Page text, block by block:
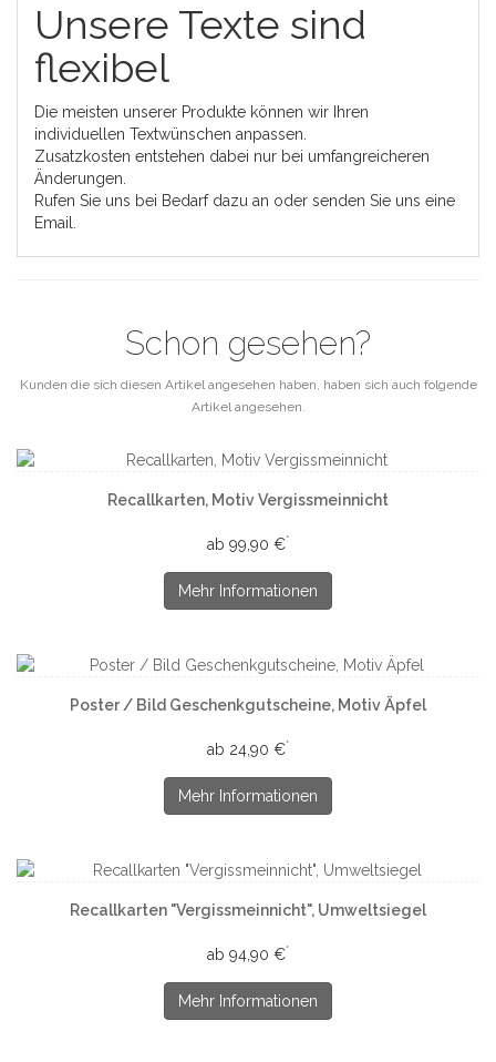
Unsere Texte sind
flexibel
Die meisten unserer Produkte können wir Ihren
individuellen Textwünschen anpassen.
Zusatzkosten entstehen dabei nur bei umfangreicheren
Änderungen.
Rufen Sie uns bei Bedarf dazu an oder senden Sie uns eine
Email.
Schon gesehen?
Kunden die sich diesen Artikel angesehen haben, haben sich auch folgende
Artikel angesehen.
Recallkarten, Motiv Vergissmeinnicht
ab 99,90 €*
Mehr Informationen
Poster / Bild Geschenkgutscheine, Motiv Äpfel
ab 24,90 €*
Mehr Informationen
Recallkarten "Vergissmeinnicht", Umweltsiegel
ab 94,90 €*
Mehr Informationen